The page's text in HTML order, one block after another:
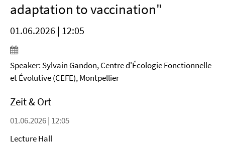
adaptation to vaccination"
01.06.2026 | 12:05
Speaker: Sylvain Gandon, Centre d'Écologie Fonctionnelle
et Évolutive (CEFE), Montpellier
Zeit & Ort
01.06.2026 | 12:05
Lecture Hall